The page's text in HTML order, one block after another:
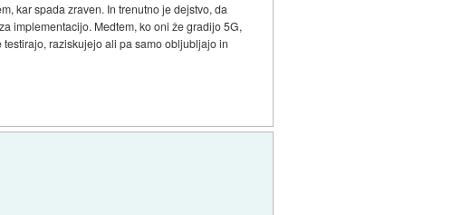
kar spada zraven. In trenutno je dejstvo, da
implementacijo. Medtem, ko oni že gradijo 5G,
raziskujejo ali pa samo obljubljajo in